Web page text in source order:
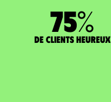
75%
de clients heureux